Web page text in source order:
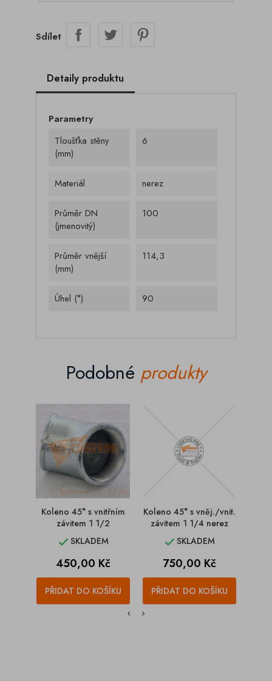
Sdílet
Detaily produktu
Parametry
Tloušťka stěny
(mm)
6
Materiál nerez
Průměr DN
(jmenovitý)
100
Průměr vnější
(mm)
114,3
Úhel (°) 90
Podobné produkty
Koleno 45° s vnitřním
závitem 1 1/2
SKLADEM
Cena
450,00 Kč
PŘIDAT DO KOŠÍKU
Koleno 45° s vněj./vnit.
závitem 1 1/4 nerez
SKLADEM
Cena
750,00 Kč
PŘIDAT DO KOŠÍKU